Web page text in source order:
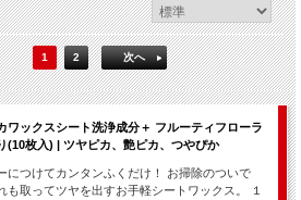
1 2 次へ
ワックスシート洗浄成分＋ フルーティフローラ
(10枚入) | ツヤピカ、艶ピカ、つやぴか
につけてカンタンふくだけ！ お掃除のついで
も取ってツヤを出すお手軽シートワックス。 １